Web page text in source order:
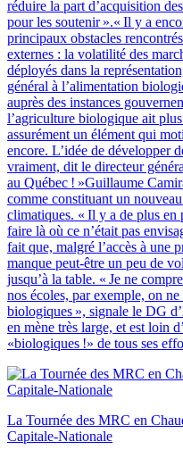
réduire la part d’acquisition
pour les soutenir ».« Il y a
principaux obstacles
externes : la volatilité des
déployés dans la
général à l’alimentation
auprès des instances
l’agriculture biologique ait
assurément un élément qui
encore. L’idée de développer
vraiment, dit le directeur
au Québec ! »Guillaume
comme constituant un
climatiques. « Il y a de plus en
faire là où ce n’était pas
fait que, malgré l’accès à une
manque peut-être un peu de
jusqu’à la table. « Je ne
nos écoles, par exemple, on
biologiques », signale le DG
en mène très large, et est loin
«biologiques !» de tous ses
La Tournée des MRC en
Capitale‑Nationale